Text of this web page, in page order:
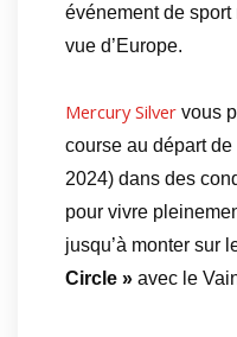
événement de
vue d’Europe.
Mercury Silver vous
course au départ
2024) dans des
pour vivre
jusqu’à monter sur
Circle » avec le